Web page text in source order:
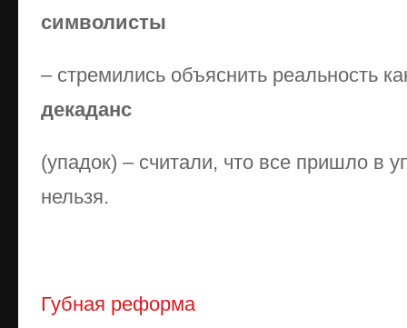
символисты
– стремились объяснить реальность
декаданс
(упадок) – считали, что все пришло в
нельзя.
Губная реформа